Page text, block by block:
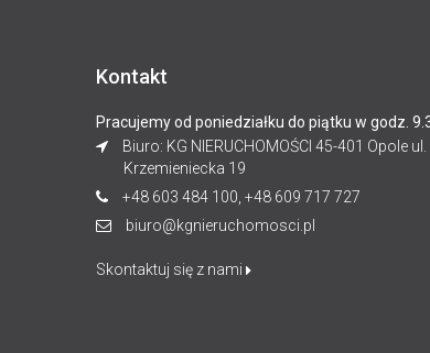
Kontakt
Pracujemy od poniedziałku do piątku w godz.
Biuro: KG NIERUCHOMOŚCI 45-401 Opole ul.
Krzemieniecka 19
+48 603 484 100, +48 609 717 727
biuro@kgnieruchomosci.pl
Skontaktuj się z nami